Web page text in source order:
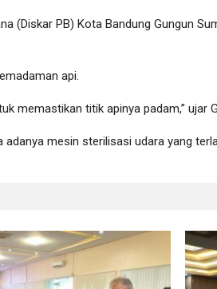
(Diskar PB) Kota Bandung Gungun
api.
memastikan titik apinya padam,” ujar
adanya mesin sterilisasi udara yang